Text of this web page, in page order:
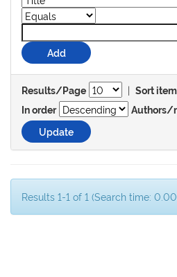
Results/Page | Sort
In order
Authors/
Results 1-1 of 1 (Search time: